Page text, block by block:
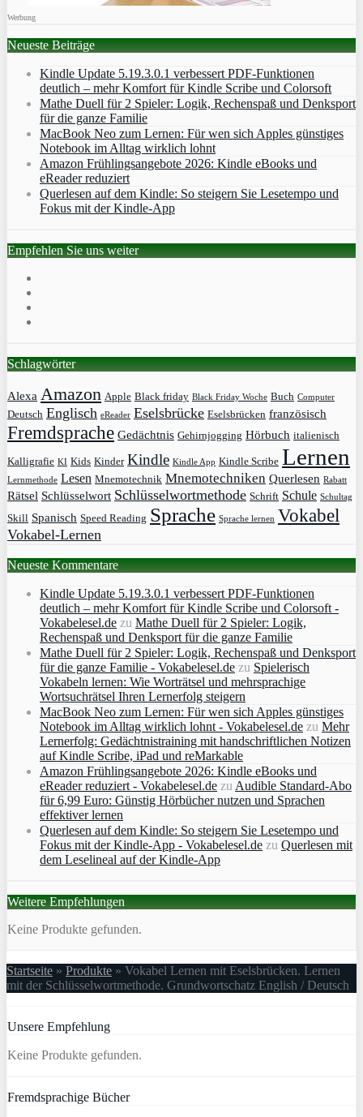
Werbung
Neueste Beiträge
Kindle Update 5.19.3.0.1 verbessert PDF-Funktionen
deutlich – mehr Komfort für Kindle Scribe und Colorsoft
Mathe Duell für 2 Spieler: Logik, Rechenspaß und Denksport
für die ganze Familie
MacBook Neo zum Lernen: Für wen sich Apples günstiges
Notebook im Alltag wirklich lohnt
Amazon Frühlingsangebote 2026: Kindle eBooks und
eReader reduziert
Querlesen auf dem Kindle: So steigern Sie Lesetempo und
Fokus mit der Kindle-App
Empfehlen Sie uns weiter
Schlagwörter
Alexa Amazon Apple Black friday Black Friday Woche Buch Computer
Deutsch Englisch eReader Eselsbrücke Eselsbrücken französisch
Fremdsprache Gedächtnis Gehirnjogging Hörbuch italienisch
Kalligrafie KI Kids Kinder Kindle Kindle App Kindle Scribe Lernen
Lernmethode Lesen Mnemotechnik Mnemotechniken Querlesen Rabatt
Rätsel Schlüsselwort Schlüsselwortmethode Schrift Schule Schultag
Skill Spanisch Speed Reading Sprache Sprache lernen Vokabel
Vokabel-Lernen
Neueste Kommentare
Kindle Update 5.19.3.0.1 verbessert PDF-Funktionen
deutlich – mehr Komfort für Kindle Scribe und Colorsoft -
Vokabelesel.de zu Mathe Duell für 2 Spieler: Logik,
Rechenspaß und Denksport für die ganze Familie
Mathe Duell für 2 Spieler: Logik, Rechenspaß und Denksport
für die ganze Familie - Vokabelesel.de zu Spielerisch
Vokabeln lernen: Wie Worträtsel und mehrsprachige
Wortsuchrätsel Ihren Lernerfolg steigern
MacBook Neo zum Lernen: Für wen sich Apples günstiges
Notebook im Alltag wirklich lohnt - Vokabelesel.de zu Mehr
Lernerfolg: Gedächtnistraining mit handschriftlichen Notizen
auf Kindle Scribe, iPad und reMarkable
Amazon Frühlingsangebote 2026: Kindle eBooks und
eReader reduziert - Vokabelesel.de zu Audible Standard-Abo
für 6,99 Euro: Günstig Hörbücher nutzen und Sprachen
effektiver lernen
Querlesen auf dem Kindle: So steigern Sie Lesetempo und
Fokus mit der Kindle-App - Vokabelesel.de zu Querlesen mit
dem Leselineal auf der Kindle-App
Weitere Empfehlungen
Keine Produkte gefunden.
Startseite » Produkte » Vokabel Lernen mit Eselsbrücken. Lernen
mit der Schlüsselwortmethode. Grundwortschatz English / Deutsch
Unsere Empfehlung
Keine Produkte gefunden.
Fremdsprachige Bücher